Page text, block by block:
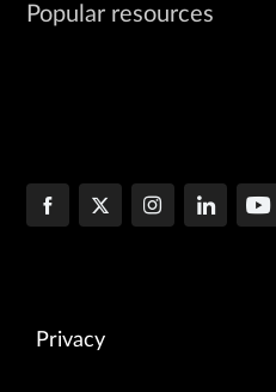
Popular resources
Privacy